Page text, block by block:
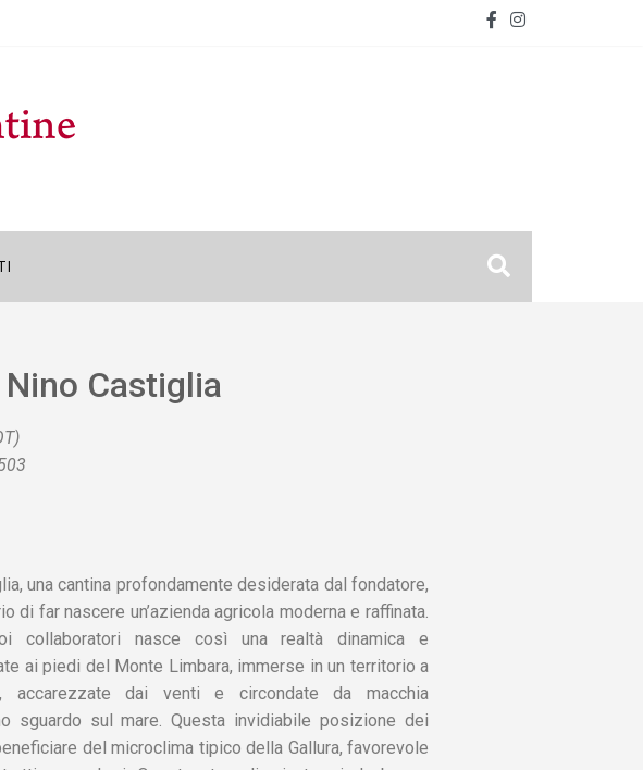
Castiglia
una cantina profondamente desiderata dal fondatore,
di far nascere un’azienda agricola moderna e raffinata.
collaboratori nasce così una realtà dinamica e
ai piedi del Monte Limbara, immerse in un territorio a
accarezzate dai venti e circondate da macchia
sguardo sul mare. Questa invidiabile posizione dei
del microclima tipico della Gallura, favorevole